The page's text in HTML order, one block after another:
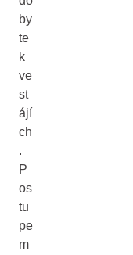
by
te
k
ve
st
ájí
ch
.
P
os
tu
pe
m